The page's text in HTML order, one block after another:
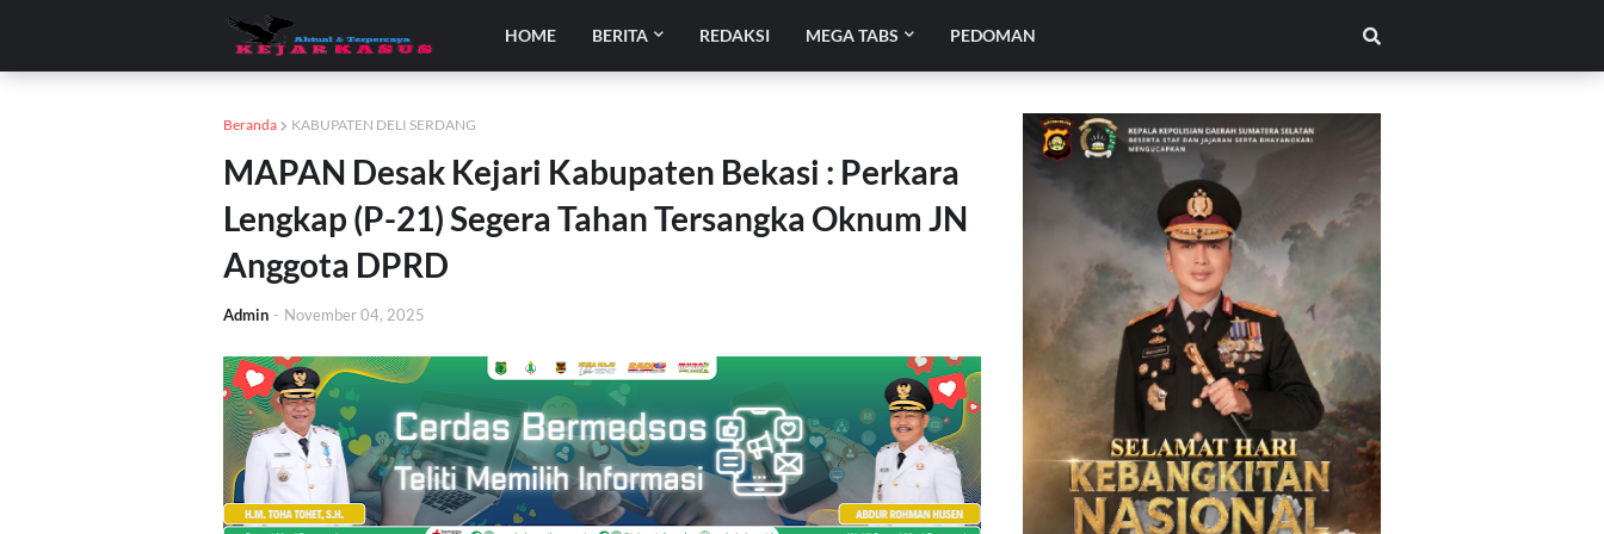
HOME BERITA REDAKSI MEGA TABS PEDOMAN
Beranda KABUPATEN DELI SERDANG
MAPAN Desak Kejari Kabupaten Bekasi : Perkara
Lengkap (P-21) Segera Tahan Tersangka Oknum JN
Anggota DPRD
Admin - November 04, 2025